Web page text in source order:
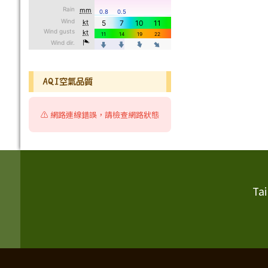
AQI空氣品質
⚠️ 網路連線錯誤，請檢查網路狀態